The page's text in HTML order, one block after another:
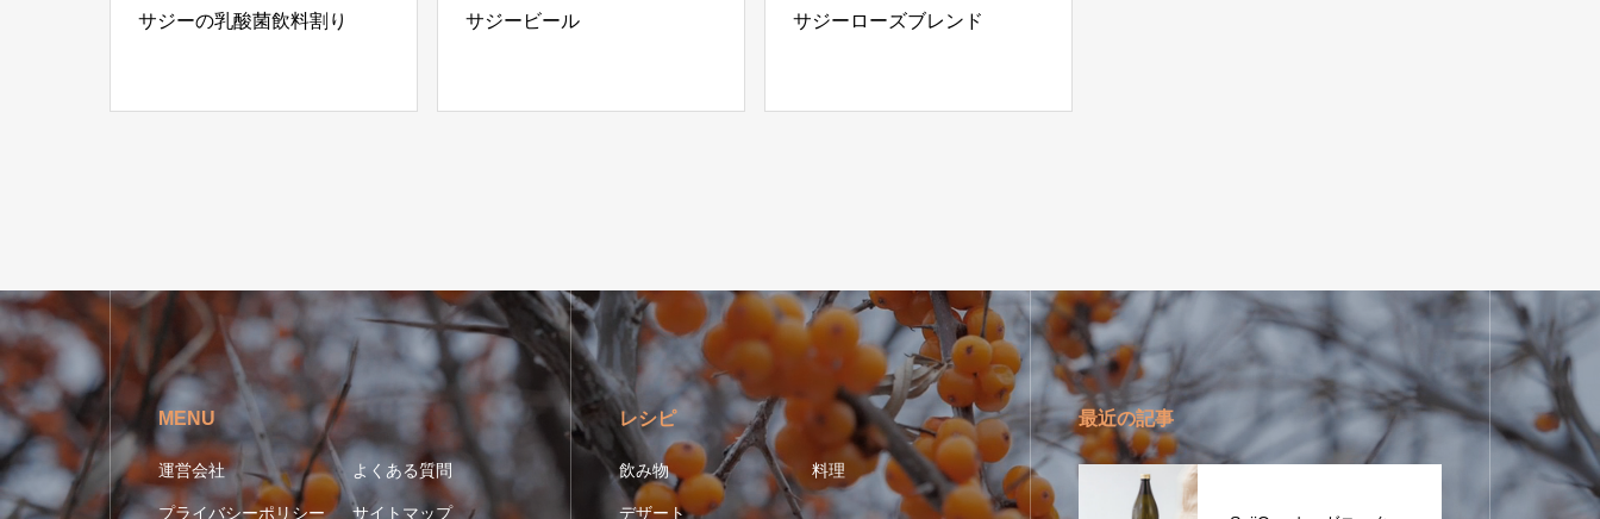
サジーの乳酸菌飲料割り サジービール サジーローズブレンド
MENU
運営会社 よくある質問
プライバシーポリシー サイトマップ
レシピ
飲み物 料理
デザート
最近の記事